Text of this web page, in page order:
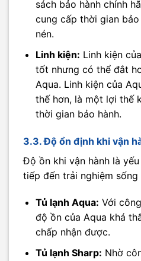
sách bảo hành chính
cung cấp thời gian
nén.
Linh kiện: Linh kiện
tốt nhưng có thể đắt
Aqua. Linh kiện của
thế hơn, là một lợi thế
thời gian bảo hành.
3.3. Độ ổn định khi vận
Độ ồn khi vận hành là
tiếp đến trải nghiệm
Tủ lạnh Aqua: Với
độ ồn của Aqua khá
chấp nhận được.
Tủ lạnh Sharp: Nhờ